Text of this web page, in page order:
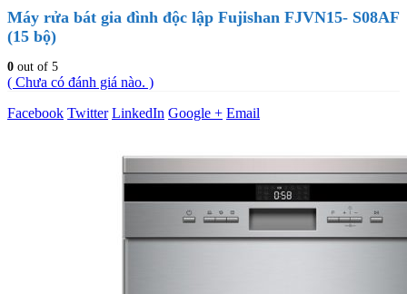
Máy rửa bát gia đình độc lập Fujishan FJVN15- S08AF
(15 bộ)
0 out of 5
( Chưa có đánh giá nào. )
Facebook Twitter LinkedIn Google + Email